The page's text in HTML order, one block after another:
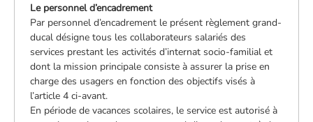
Le personnel d’encadrement
Par personnel d’encadrement le présent règlement grand-
ducal désigne tous les collaborateurs salariés des
services prestant les activités d’internat socio-familial et
dont la mission principale consiste à assurer la prise en
charge des usagers en fonction des objectifs visés à
l’article 4 ci-avant.
En période de vacances scolaires, le service est autorisé à